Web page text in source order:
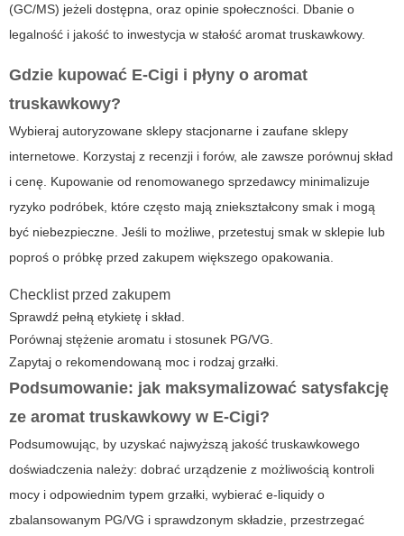
(GC/MS) jeżeli dostępna, oraz opinie społeczności. Dbanie o
legalność i jakość to inwestycja w stałość aromat truskawkowy.
Gdzie kupować E-Cigi i płyny o aromat
truskawkowy?
Wybieraj autoryzowane sklepy stacjonarne i zaufane sklepy
internetowe. Korzystaj z recenzji i forów, ale zawsze porównuj skład
i cenę. Kupowanie od renomowanego sprzedawcy minimalizuje
ryzyko podróbek, które często mają zniekształcony smak i mogą
być niebezpieczne. Jeśli to możliwe, przetestuj smak w sklepie lub
poproś o próbkę przed zakupem większego opakowania.
Checklist przed zakupem
Sprawdź pełną etykietę i skład.
Porównaj stężenie aromatu i stosunek PG/VG.
Zapytaj o rekomendowaną moc i rodzaj grzałki.
Podsumowanie: jak maksymalizować satysfakcję
ze aromat truskawkowy w E-Cigi?
Podsumowując, by uzyskać najwyższą jakość truskawkowego
doświadczenia należy: dobrać urządzenie z możliwością kontroli
mocy i odpowiednim typem grzałki, wybierać e-liquidy o
zbalansowanym PG/VG i sprawdzonym składzie, przestrzegać